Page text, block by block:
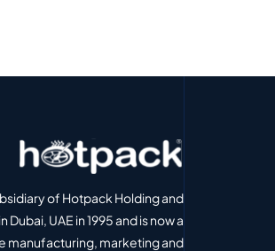
of Hotpack Holding and
UAE in 1995 and is now a
manufacturing, marketing and